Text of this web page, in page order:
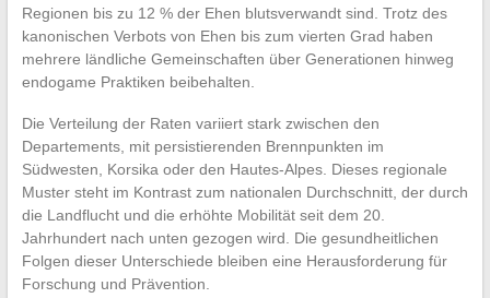
Regionen bis zu 12 % der Ehen blutsverwandt sind. Trotz des
kanonischen Verbots von Ehen bis zum vierten Grad haben
mehrere ländliche Gemeinschaften über Generationen hinweg
endogame Praktiken beibehalten.
Die Verteilung der Raten variiert stark zwischen den
Departements, mit persistierenden Brennpunkten im
Südwesten, Korsika oder den Hautes-Alpes. Dieses regionale
Muster steht im Kontrast zum nationalen Durchschnitt, der durch
die Landflucht und die erhöhte Mobilität seit dem 20.
Jahrhundert nach unten gezogen wird. Die gesundheitlichen
Folgen dieser Unterschiede bleiben eine Herausforderung für
Forschung und Prävention.